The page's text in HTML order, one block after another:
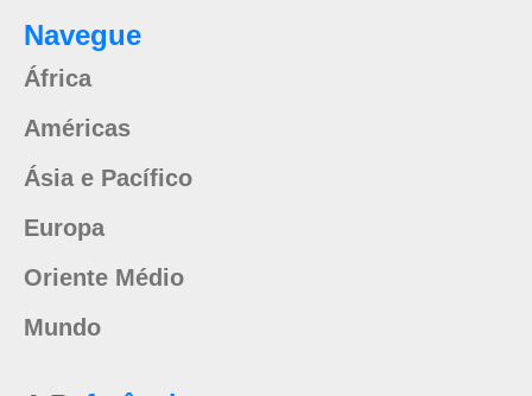
Navegue
África
Américas
Ásia e Pacífico
Europa
Oriente Médio
Mundo